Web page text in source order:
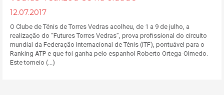
12.07.2017
O Clube de Ténis de Torres Vedras acolheu, de 1 a 9 de julho, a
realização do “Futures Torres Vedras”, prova profissional do circuito
mundial da Federação Internacional de Ténis (ITF), pontuável para o
Ranking ATP e que foi ganha pelo espanhol Roberto Ortega-Olmedo.
Este torneio (...)